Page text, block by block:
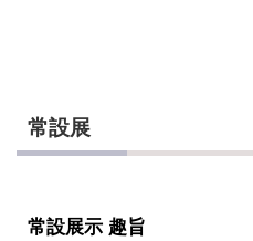
常設展
常設展示 趣旨